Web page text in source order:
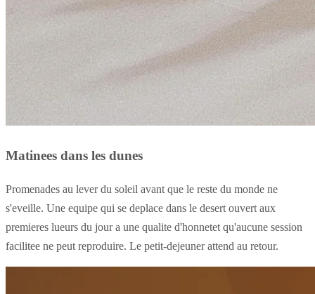
Matinees dans les dunes
Promenades au lever du soleil avant que le reste du monde ne
s'eveille. Une equipe qui se deplace dans le desert ouvert aux
premieres lueurs du jour a une qualite d'honnetet qu'aucune session
facilitee ne peut reproduire. Le petit-dejeuner attend au retour.